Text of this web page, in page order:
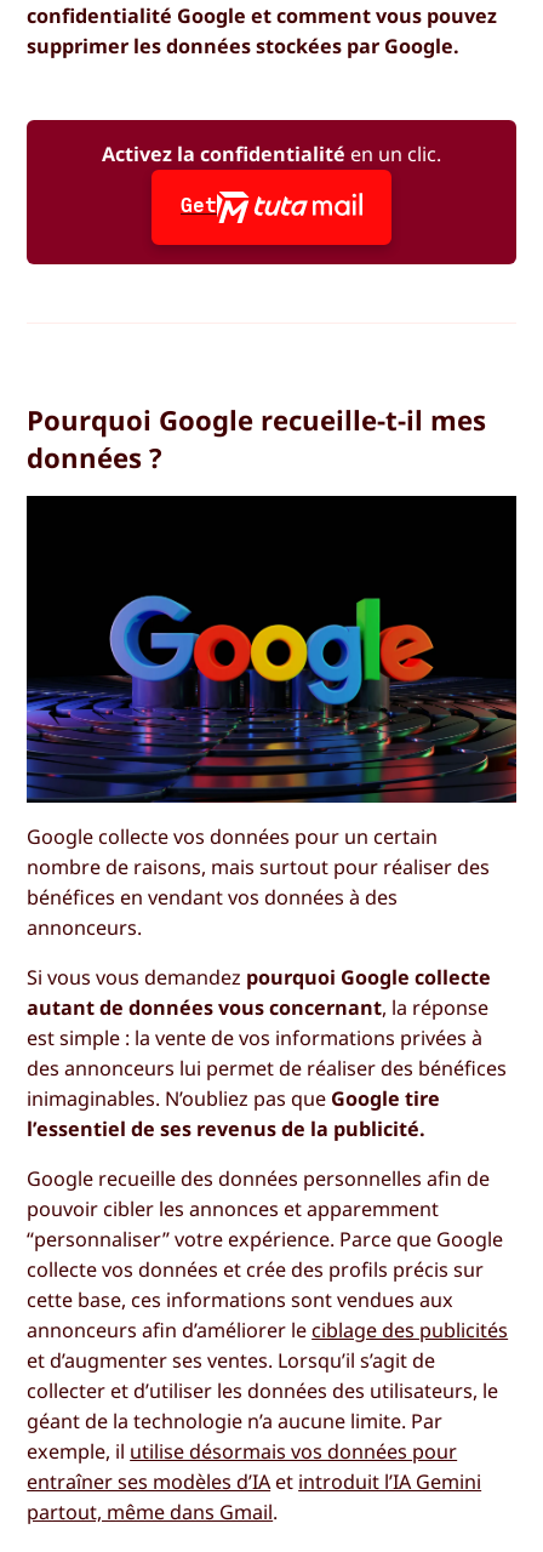
confidentialité Google et comment vous pouvez
supprimer les données stockées par Google.
Activez la confidentialité en un clic.
Get
Pourquoi Google recueille-t-il mes
données ?
Google collecte vos données pour un certain
nombre de raisons, mais surtout pour réaliser des
bénéfices en vendant vos données à des
annonceurs.
Si vous vous demandez pourquoi Google collecte
autant de données vous concernant, la réponse
est simple : la vente de vos informations privées à
des annonceurs lui permet de réaliser des bénéfices
inimaginables. N’oubliez pas que Google tire
l’essentiel de ses revenus de la publicité.
Google recueille des données personnelles afin de
pouvoir cibler les annonces et apparemment
“personnaliser” votre expérience. Parce que Google
collecte vos données et crée des profils précis sur
cette base, ces informations sont vendues aux
annonceurs afin d’améliorer le ciblage des publicités
et d’augmenter ses ventes. Lorsqu’il s’agit de
collecter et d’utiliser les données des utilisateurs, le
géant de la technologie n’a aucune limite. Par
exemple, il utilise désormais vos données pour
entraîner ses modèles d’IAet introduit l’IA Gemini
partout, même dans Gmail.